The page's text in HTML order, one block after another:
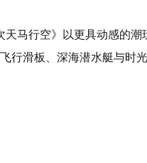
天马行空》以更具动感的
行滑板、深海潜水艇与时